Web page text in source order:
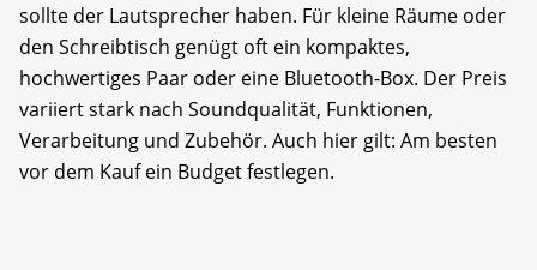
sollte der Lautsprecher haben. Für kleine Räume oder
den Schreibtisch genügt oft ein kompaktes,
hochwertiges Paar oder eine Bluetooth-Box. Der Preis
variiert stark nach Soundqualität, Funktionen,
Verarbeitung und Zubehör. Auch hier gilt: Am besten
vor dem Kauf ein Budget festlegen.